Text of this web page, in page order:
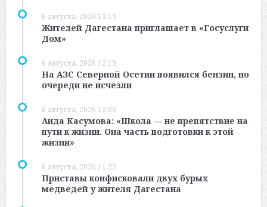
6 августа, 2026 13:13
Жителей Дагестана приглашает в «Госуслуги
Дом»
6 августа, 2026 12:19
На АЗС Северной Осетии появился бензин, но
очереди не исчезли
6 августа, 2026 12:08
Аида Касумова: «Школа — не препятствие на
пути к жизни. Она часть подготовки к этой
жизни»
6 августа, 2026 11:22
Приставы конфисковали двух бурых
медведей у жителя Дагестана